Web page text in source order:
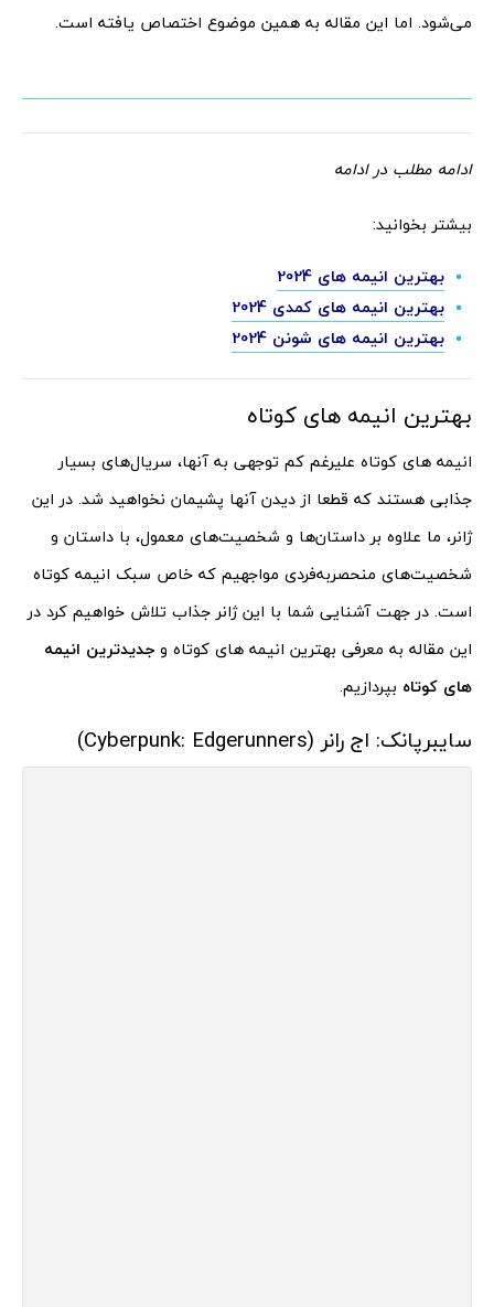
می‌شود. اما این مقاله به همین موضوع اختصاص یافته است.
ادامه مطلب در ادامه
بیشتر بخوانید:
بهترین انیمه های 2024
بهترین انیمه های کمدی 2024
بهترین انیمه های شونن 2024
بهترین انیمه های کوتاه
انیمه های کوتاه علیرغم کم توجهی به آنها، سریال‌های بسیار
جذابی هستند که قطعا از دیدن آنها پشیمان نخواهید شد. در این
ژانر، ما علاوه بر داستان‌ها و شخصیت‌های معمول، با داستان و
شخصیت‌های منحصربه‌فردی مواجهیم که خاص سبک انیمه کوتاه
است. در جهت آشنایی شما با این ژانر جذاب تلاش خواهیم کرد در
این مقاله به معرفی بهترین انیمه های کوتاه و جدیدترین انیمه
های کوتاه بپردازیم.
سایبرپانک: اج رانر (Cyberpunk: Edgerunners)